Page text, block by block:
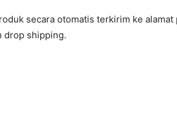
secara otomatis terkirim ke alamat
drop shipping.